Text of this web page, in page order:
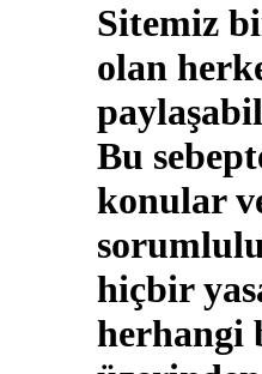
Sitemiz
olan
Bu
konular
hiçbir
herhangi